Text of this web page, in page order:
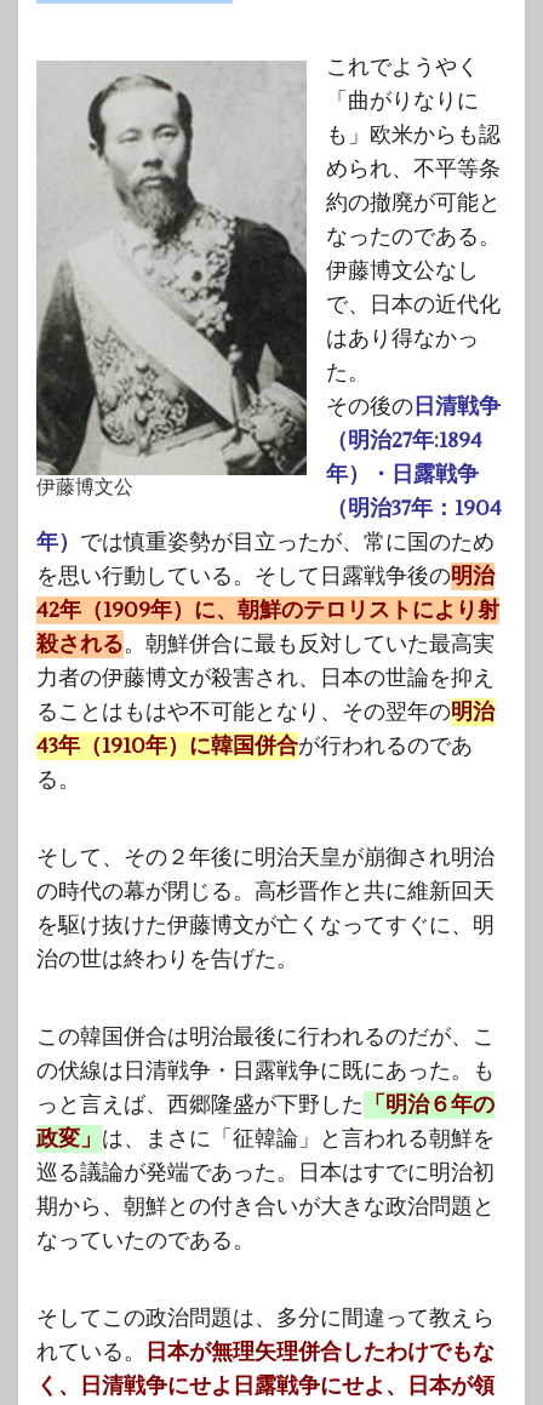
伊藤博文公
これでようやく
「曲がりなりに
も」欧米からも認
められ、不平等条
約の撤廃が可能と
なったのである。
伊藤博文公なし
で、日本の近代化
はあり得なかっ
た。
その後の日清戦争
（明治27年:1894
年）・日露戦争
（明治37年：1904
年） では慎重姿勢が目立ったが、常に国のため
を思い行動している。そして日露戦争後の明治
42年（1909年）に、朝鮮のテロリストにより射
殺される。朝鮮併合に最も反対していた最高実
力者の伊藤博文が殺害され、日本の世論を抑え
ることはもはや不可能となり、その翌年の明治
43年（1910年）に韓国併合が行われるのであ
る。
そして、その２年後に明治天皇が崩御され明治
の時代の幕が閉じる。高杉晋作と共に維新回天
を駆け抜けた伊藤博文が亡くなってすぐに、明
治の世は終わりを告げた。
この韓国併合は明治最後に行われるのだが、こ
の伏線は日清戦争・日露戦争に既にあった。も
っと言えば、西郷隆盛が下野した 「明治６年の
政変」 は、まさに「征韓論」と言われる朝鮮を
巡る議論が発端であった。日本はすでに明治初
期から、朝鮮との付き合いが大きな政治問題と
なっていたのである。
そしてこの政治問題は、多分に間違って教えら
れている。
日本が無理矢理併合したわけでもな
く、日清戦争にせよ日露戦争にせよ、日本が領